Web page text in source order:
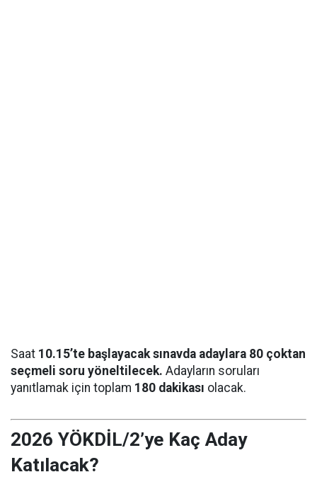
Saat 10.15’te başlayacak sınavda adaylara 80 çoktan
seçmeli soru yöneltilecek. Adayların soruları
yanıtlamak için toplam 180 dakikası olacak.
2026 YÖKDİL/2’ye Kaç Aday
Katılacak?